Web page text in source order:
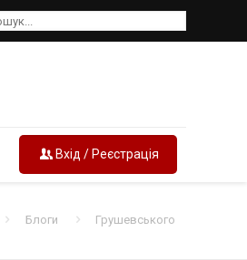
Вхід / Реєстрація
Блоги Грушевського